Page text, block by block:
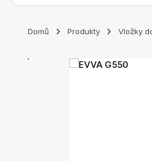
Domů Produkty Vložky
Přeskočit galerii obrázků